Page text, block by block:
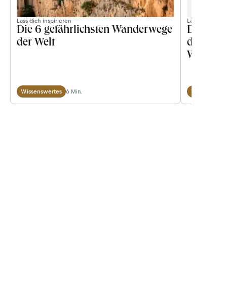
Lass dich inspirieren
Die 6 gefährlichsten Wanderwege
der Welt
Wissenswertes 6 Min.
Lass dich
Die
der
Tourentipps